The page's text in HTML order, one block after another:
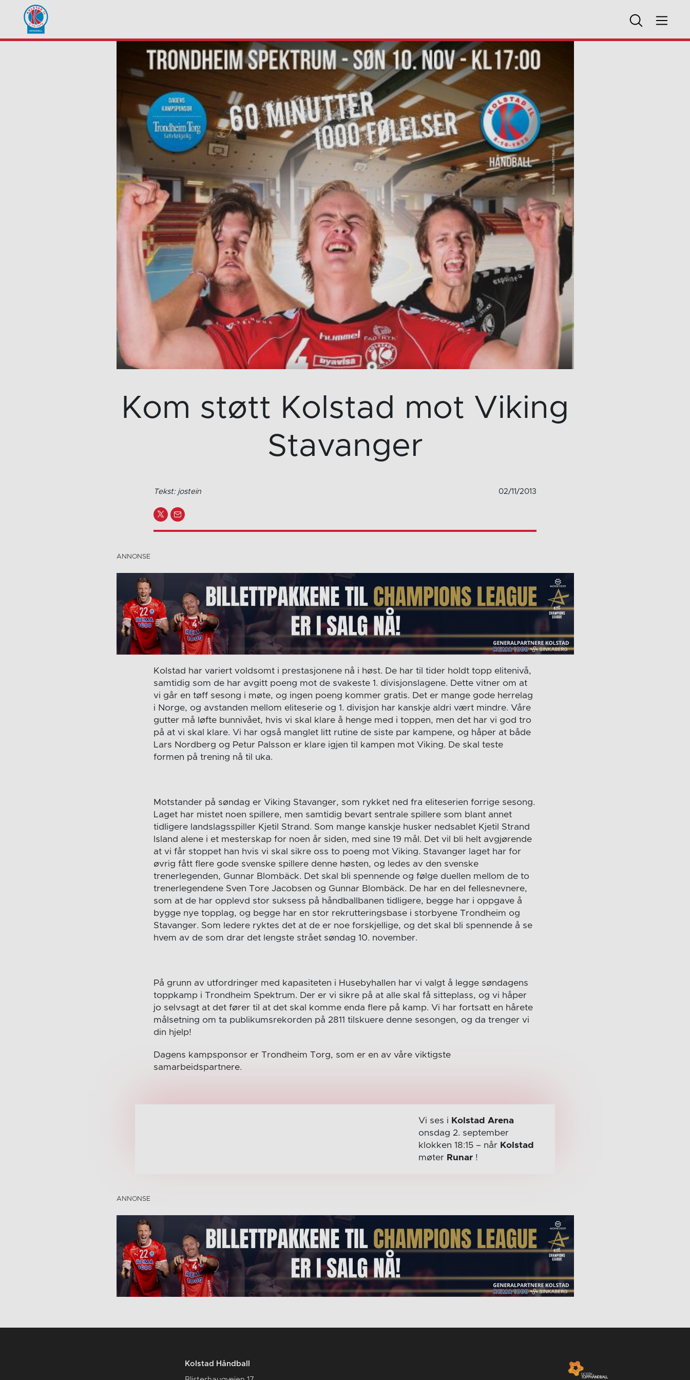
Kom støtt Kolstad mot Viking
Stavanger
Tekst: jostein 02/11/2013
Kolstad har variert voldsomt i prestasjonene nå i høst. De har til tider holdt topp elitenivå,
samtidig som de har avgitt poeng mot de svakeste 1. divisjonslagene. Dette vitner om at
vi går en tøff sesong i møte, og ingen poeng kommer gratis. Det er mange gode herrelag
i Norge, og avstanden mellom eliteserie og 1. divisjon har kanskje aldri vært mindre. Våre
gutter må løfte bunnivået, hvis vi skal klare å henge med i toppen, men det har vi god tro
på at vi skal klare. Vi har også manglet litt rutine de siste par kampene, og håper at både
Lars Nordberg og Petur Palsson er klare igjen til kampen mot Viking. De skal teste
formen på trening nå til uka.
Motstander på søndag er Viking Stavanger, som rykket ned fra eliteserien forrige sesong.
Laget har mistet noen spillere, men samtidig bevart sentrale spillere som blant annet
tidligere landslagsspiller Kjetil Strand. Som mange kanskje husker nedsablet Kjetil Strand
Island alene i et mesterskap for noen år siden, med sine 19 mål. Det vil bli helt avgjørende
at vi får stoppet han hvis vi skal sikre oss to poeng mot Viking. Stavanger laget har for
øvrig fått flere gode svenske spillere denne høsten, og ledes av den svenske
trenerlegenden, Gunnar Blombäck. Det skal bli spennende og følge duellen mellom de to
trenerlegendene Sven Tore Jacobsen og Gunnar Blombäck. De har en del fellesnevnere,
som at de har opplevd stor suksess på håndballbanen tidligere, begge har i oppgave å
bygge nye topplag, og begge har en stor rekrutteringsbase i storbyene Trondheim og
Stavanger. Som ledere ryktes det at de er noe forskjellige, og det skal bli spennende å se
hvem av de som drar det lengste strået søndag 10. november.
På grunn av utfordringer med kapasiteten i Husebyhallen har vi valgt å legge søndagens
toppkamp i Trondheim Spektrum. Der er vi sikre på at alle skal få sitteplass, og vi håper
jo selvsagt at det fører til at det skal komme enda flere på kamp. Vi har fortsatt en hårete
målsetning om ta publikumsrekorden på 2811 tilskuere denne sesongen, og da trenger vi
din hjelp!
Dagens kampsponsor er Trondheim Torg, som er en av våre viktigste
samarbeidspartnere.
Vi ses i Kolstad Arena
onsdag 2. september
klokken 18:15 – når Kolstad
møter Runar !
Kolstad Håndball